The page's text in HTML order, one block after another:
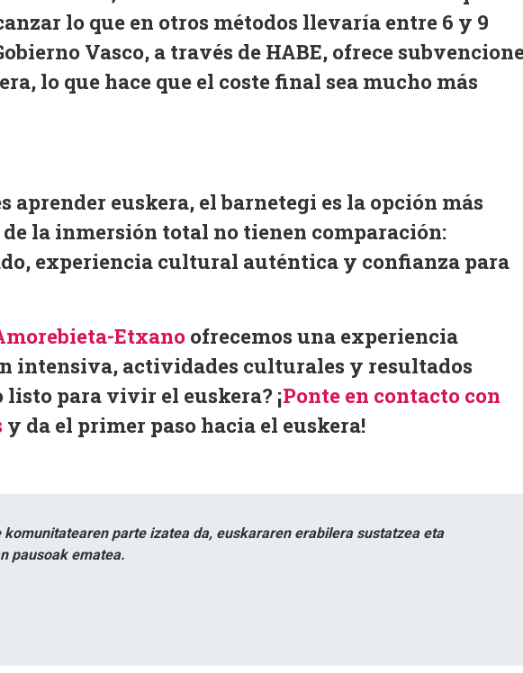
lo que en otros métodos llevaría entre 6 y 9
Vasco, a través de HABE, ofrece
, lo que hace que el coste final sea mucho más
aprender euskera, el barnetegi es la opción más
de la inmersión total no tienen comparación:
experiencia cultural auténtica y confianza para
Etxano ofrecemos una experiencia
intensiva, actividades culturales y resultados
listo para vivir el euskera? ¡Ponte en contacto con
y da el primer paso hacia el euskera!
komunitatearen parte izatea da, euskararen erabilera sustatzea eta
pausoak ematea.